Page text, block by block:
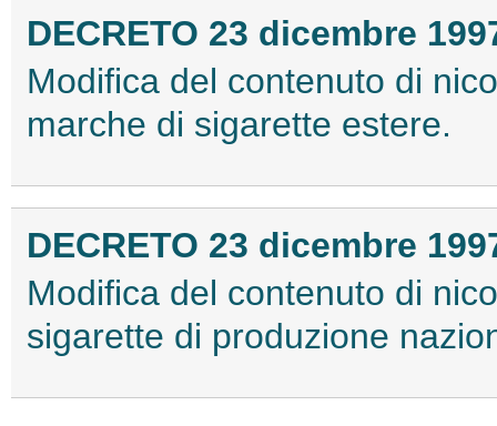
DECRETO 23 dicembre
Modifica del contenuto di
marche di sigarette estere.
DECRETO 23 dicembre
Modifica del contenuto di
sigarette di produzione